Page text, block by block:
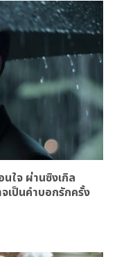
ใจ ผ่านซิงเกิล
เป็นคำบอกรักครั้ง